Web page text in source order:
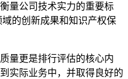
量公司技术实力的重要标
的创新成果和知识产权保
量更是排行评估的核心内
实际业务中，并取得良好的